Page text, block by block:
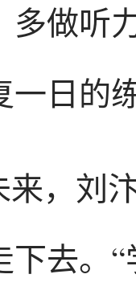
多做听
一日的
来，刘
下去。